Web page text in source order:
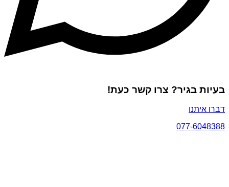
בעיות בגיר? צרו קשר כעת!
דברו איתנו
077-6048388